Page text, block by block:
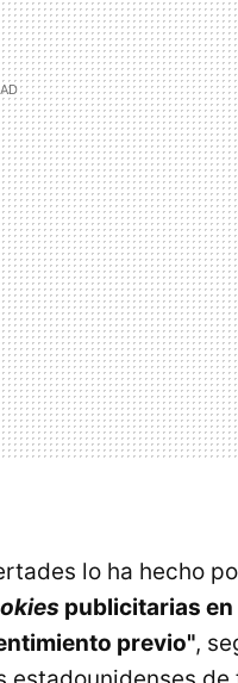
lo ha hecho
publicitarias en
previo",